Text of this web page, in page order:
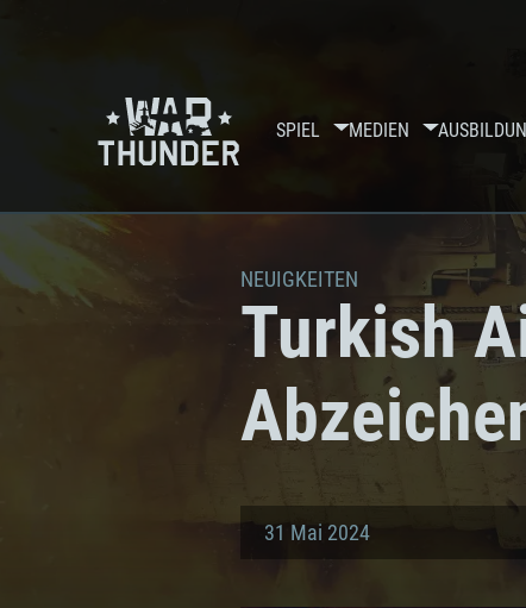
SPIEL MEDIEN
NEUIGKEITEN
Turkish
31 Mai 2024